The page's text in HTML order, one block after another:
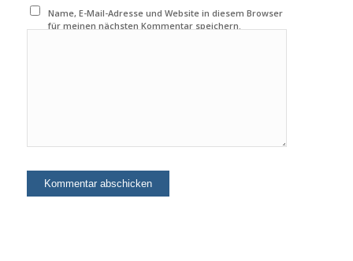
Name, E-Mail-Adresse und Website in diesem Browser
für meinen nächsten Kommentar speichern.